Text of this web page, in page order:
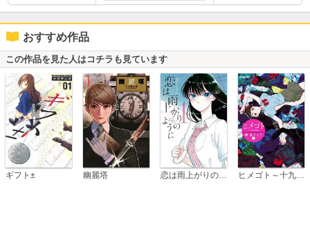
おすすめ作品
この作品を見た人はコチラも見ています
ギフト± 幽麗塔 ヒメゴト～十九歳の制服～